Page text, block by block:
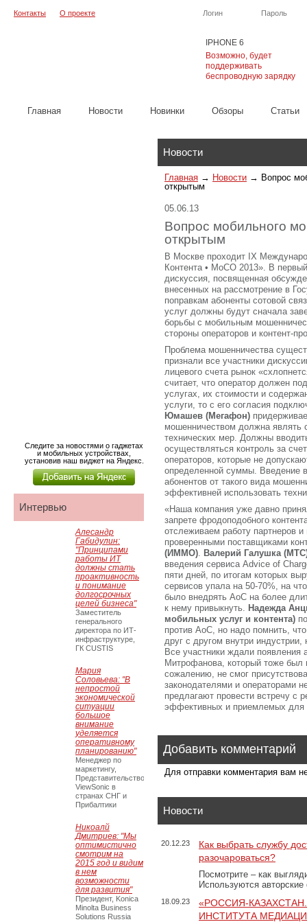
IPHONE 6
Возможно, будет
поддерживать
беспроводную зарядку
Логин Пароль
Контакты О проекте
Главная Новости Новинки Обзоры Cтатьи
Новости
Главная → Новости → Вопрос
открытым
05.06.13
Вопрос мобильного
открытым
В Москве проходит IX
Контента • МоСО 2013». В
дискуссия, посвященная
внесенных на рассмотрение в
поправкам абоненты сотовой
услуг должны будут сначала
борьбы с мобильным
стороны операторов и контент-
Проблема мошенничества
признали все участники
лицевого счета рынок
считает, что оператор должен
услугах, их стоимости и
услуги, то с его согласия
Юмашев (Мегафон)
мошенничеством должна являть
технических мер. Должны
осуществляться контроль за
операторов, которые не
определенной суммы. Введение
абонентов от такого вида
эффективней использовать
«Наша компания уже давно
запрете фродоподобного
отслеживаем работу партнеров
проверенными поставщиками
(ИММО). Валерий Галушка
введения сервиса Advice of
пяти дней, по итогам которых
сервисов упала на 50-70%, на
было внедрять АоС на более
к нему привыкнуть. Надежда
мобильных услуг и контента)
против АоС, но надо помнить,
друг с другом внутри
Все участники ждали
Митрофанова, который тоже был
сожалению, не смог
законодателями и операторами
предлагают провести встречу с
эффективных и приемлемых для
Добавить комментарий
Для отправки комментария вам
Новости
20.12.23
Как выбрать службу
разочароваться?
Посмотрите – как
Используются
18.09.23
«РОССИЯ-
ИНСТИТУТА
Следите за новостями о гаджетах
и мобильных устройствах,
установив наш виджет на Яндекс.
Интервью
Алесандр
Габидулин:
"Принципами
работы ИТ
должны стать
проактивность
и понимание
долгосрочных
целей бизнеса"
Заместитель
генерального
директора по ИТ-
инфраструктуре,
ГК CUSTIS
Мария
Соловьева: "В
непростой
экономической
ситуации
большое
внимание
уделяется
оперативному
планированию"
Менеджер по
маркетингу,
Представительство
ViewSonic в
странах СНГ и
Прибалтики
Никоалй
Дмитриев: "Мы
оптимистично
смотрим на
2015 год и видим
в нем
возможности
для развития"
Президент, Konica
Minolta Business
Solutions Russia